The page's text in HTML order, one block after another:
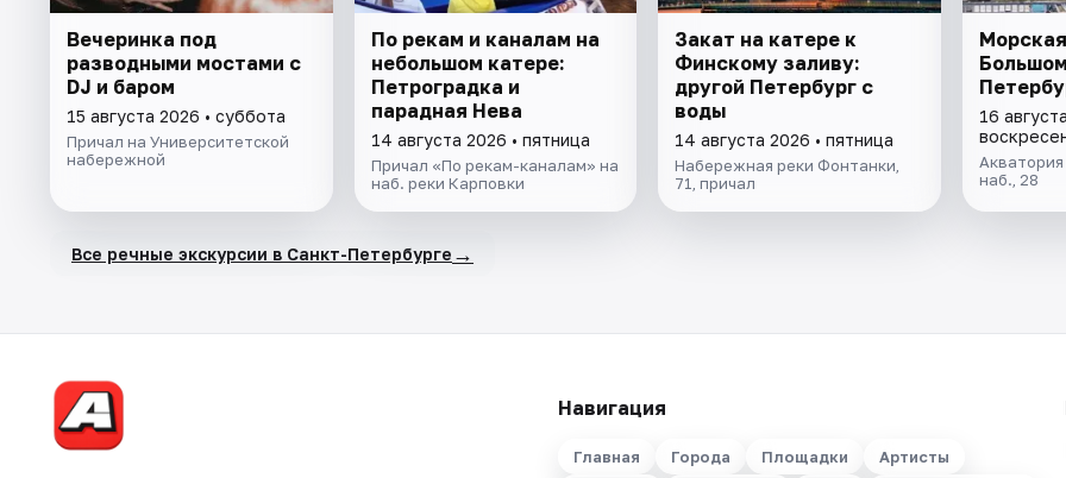
Вечеринка под
разводными мостами с
DJ и баром
15 августа 2026 • суббота
Причал на Университетской
набережной
По рекам и каналам на
небольшом катере:
Петроградка и
парадная Нева
14 августа 2026 • пятница
Причал «По рекам-каналам» на
наб. реки Карповки
Закат на катере к
Финскому заливу:
другой Петербург с
воды
14 августа 2026 • пятница
Набережная реки Фонтанки,
71, причал
Большом
16
Акватория
наб., 28
Все речные экскурсии в Санкт-Петербурге →
Навигация
Главная Города Площадки Артисты